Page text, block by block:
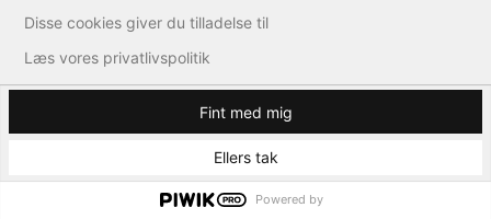
Fint med mig
Ellers tak
Disse cookies giver du tilladelse til
Læs vores privatlivspolitik
Powered by